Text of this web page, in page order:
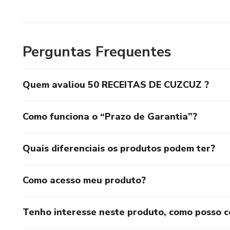
Perguntas Frequentes
Quem avaliou 50 RECEITAS DE CUZCUZ ?
Como funciona o “Prazo de Garantia”?
Quais diferenciais os produtos podem ter?
Como acesso meu produto?
Tenho interesse neste produto, como posso